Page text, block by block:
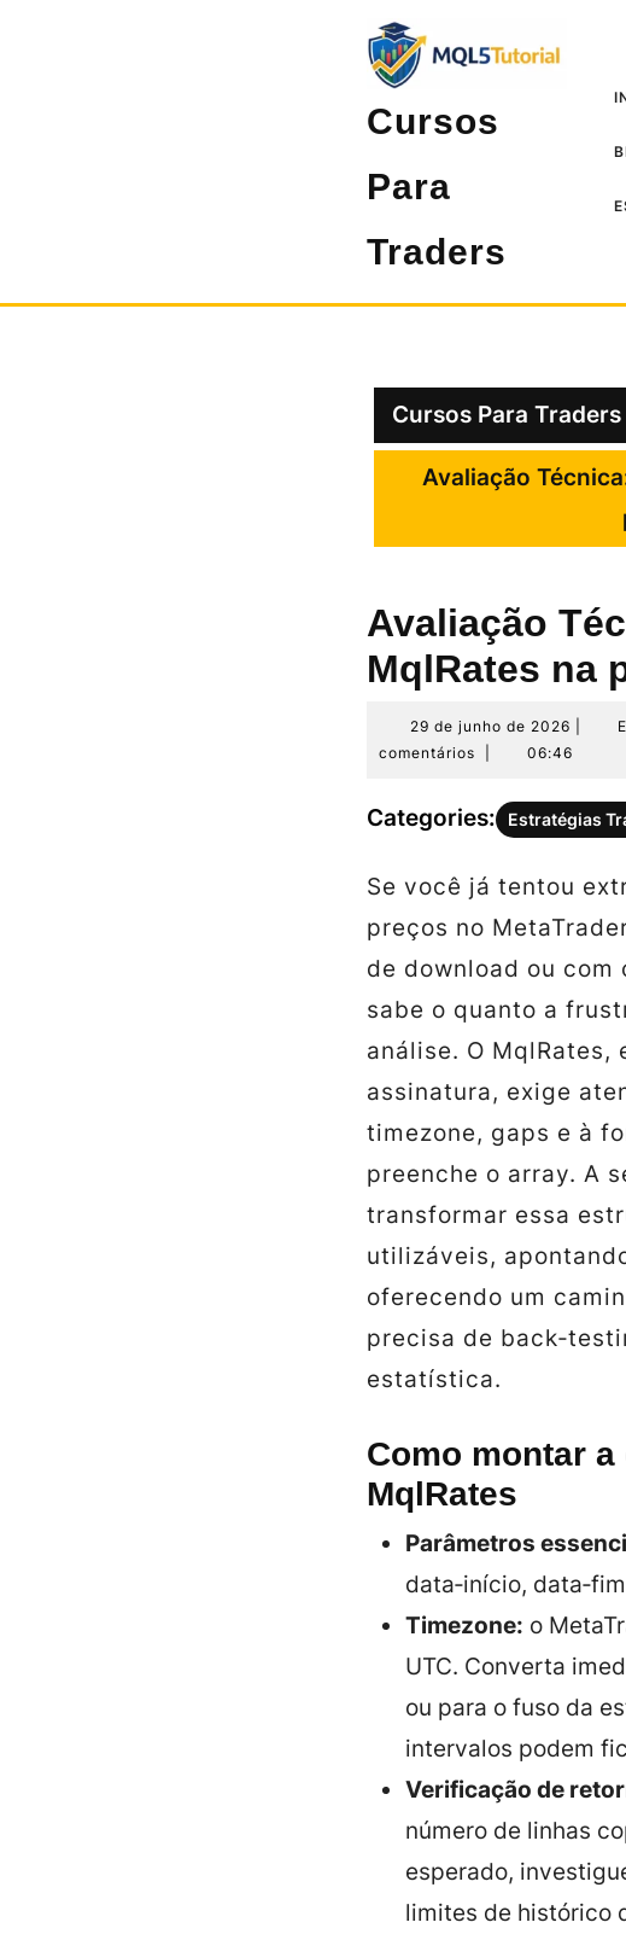
Cursos
Para
Traders
Cursos Para Traders
Avaliação
Avaliação
MqlRates na
29 de junho de 2026
de
2026
comentários
06:46
Categories: Estratégias
Se você já tentou
preços no
de download ou com
sabe o quanto a
análise. O MqlRates,
assinatura, exige
timezone, gaps e à
preenche o array. A
transformar essa
utilizáveis,
oferecendo um
precisa de
estatística.
Como montar a
MqlRates
Parâmetros
data‑início,
Timezone: o
UTC. Converta
ou para o fuso da
intervalos podem
Verificação de
número de linhas
esperado,
limites de histórico